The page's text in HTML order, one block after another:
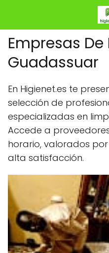
Empresas De
Guadassuar
En Higienet.es te
selección de
especializadas en
Accede a
horario, valorados
alta satisfacción.